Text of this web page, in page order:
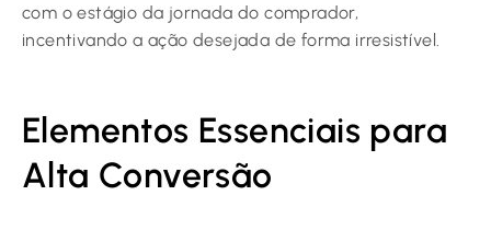
com o estágio da jornada do comprador,
incentivando a ação desejada de forma irresistível.
Elementos Essenciais para
Alta Conversão